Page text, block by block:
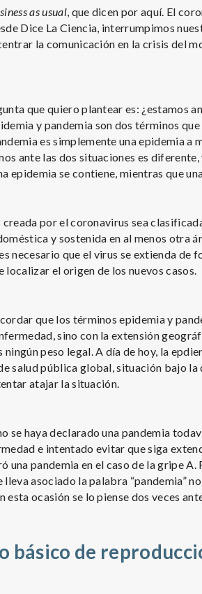
as usual, que dicen por aquí. El
Dice La Ciencia, interrumpimos
la comunicación en la crisis del
que quiero plantear es: ¿estamos
y pandemia son dos términos
es simplemente una epidemia a
ante las dos situaciones es
epidemia se contiene, mientras que
creada por el coronavirus sea
y sostenida en al menos otra
necesario que el virus se extienda de
localizar el origen de los nuevos casos.
que los términos epidemia y
sino con la extensión
ningún peso legal. A día de hoy, la
salud pública global, situación bajo
atajar la situación.
se haya declarado una pandemia
e intentado evitar que siga
una pandemia en el caso de la gripe
lleva asociado la palabra “pandemia”
esta ocasión se lo piense dos veces
básico de